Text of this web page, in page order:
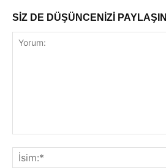
SİZ DE DÜŞÜNCENİZİ PAYLAŞIN